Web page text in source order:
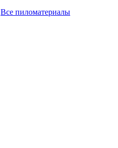
Все пиломатериалы